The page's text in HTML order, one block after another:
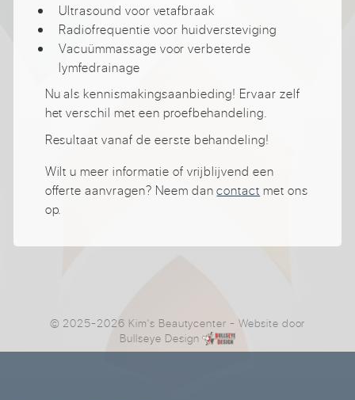
Ultrasound voor vetafbraak
Radiofrequentie voor huidversteviging
Vacuümmassage voor verbeterde
lymfedrainage
Nu als kennismakingsaanbieding! Ervaar zelf
het verschil met een proefbehandeling.
Resultaat vanaf de eerste behandeling!
Wilt u meer informatie of vrijblijvend een
offerte aanvragen? Neem dancontact met ons
op.
© 2025-2026 Kim's Beautycenter- Website door
Bullseye Design